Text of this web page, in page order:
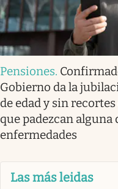
Pensiones.
Gobierno da la
de edad y sin
que padezcan alguna
enfermedades
Las más leidas